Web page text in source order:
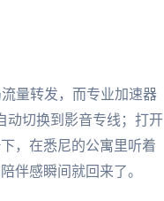
量转发，而专业加速器
动切换到影音专线；打开
，在悉尼的公寓里听着
伴感瞬间就回来了。